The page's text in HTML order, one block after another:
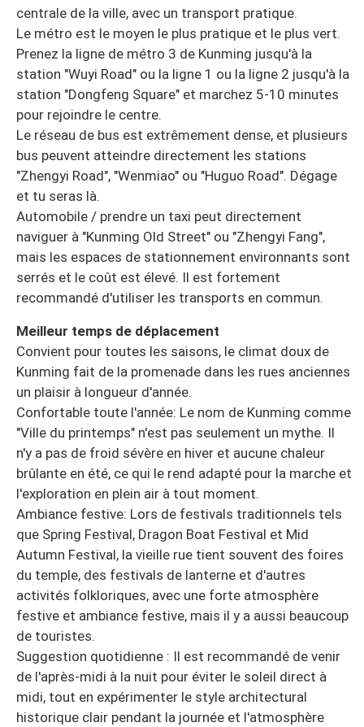
centrale de la ville, avec un transport pratique.
Le métro est le moyen le plus pratique et le plus vert.
Prenez la ligne de métro 3 de Kunming jusqu'à la
station "Wuyi Road" ou la ligne 1 ou la ligne 2 jusqu'à la
station "Dongfeng Square" et marchez 5-10 minutes
pour rejoindre le centre.
Le réseau de bus est extrêmement dense, et plusieurs
bus peuvent atteindre directement les stations
"Zhengyi Road", "Wenmiao" ou "Huguo Road". Dégage
et tu seras là.
Automobile / prendre un taxi peut directement
naviguer à "Kunming Old Street" ou "Zhengyi Fang",
mais les espaces de stationnement environnants sont
serrés et le coût est élevé. Il est fortement
recommandé d'utiliser les transports en commun.
Meilleur temps de déplacement
Convient pour toutes les saisons, le climat doux de
Kunming fait de la promenade dans les rues anciennes
un plaisir à longueur d'année.
Confortable toute l'année: Le nom de Kunming comme
"Ville du printemps" n'est pas seulement un mythe. Il
n'y a pas de froid sévère en hiver et aucune chaleur
brûlante en été, ce qui le rend adapté pour la marche et
l'exploration en plein air à tout moment.
Ambiance festive: Lors de festivals traditionnels tels
que Spring Festival, Dragon Boat Festival et Mid
Autumn Festival, la vieille rue tient souvent des foires
du temple, des festivals de lanterne et d'autres
activités folkloriques, avec une forte atmosphère
festive et ambiance festive, mais il y a aussi beaucoup
de touristes.
Suggestion quotidienne : Il est recommandé de venir
de l'après-midi à la nuit pour éviter le soleil direct à
midi, tout en expérimenter le style architectural
historique clair pendant la journée et l'atmosphère